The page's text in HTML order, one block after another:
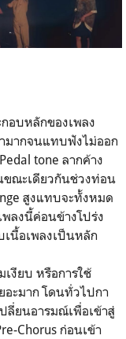
อบหลักของเพลง
มากจนแทบฟังไม่ออก
tone ลากค้าง
ขณะเดียวกันช่วงท่อน
สูงแทบจะทั้งหมด
พลงนี้ค่อนข้างโปร่ง
เนื้อเพลงเป็นหลัก
งียบ หรือการใช้
อะมาก โดนทั่วไปกา
ลี่ยนอารมณ์เพื่อเข้าสู่
Chorus ก่อนเข้า